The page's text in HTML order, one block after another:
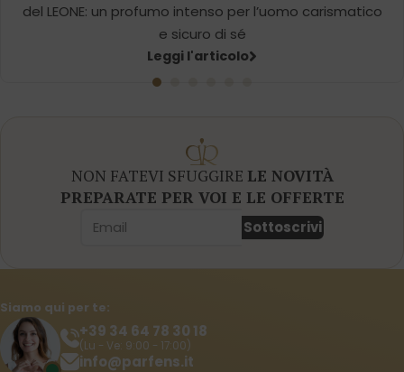
del LEONE: un profumo intenso per l’uomo carismatico
e sicuro di sé
Leggi l'articolo
NON FATEVI SFUGGIRE LE NOVITÀ
PREPARATE PER VOI E LE OFFERTE
Sottoscrivi
Siamo qui per te:
+39 34 64 78 30 18
(Lu - Ve: 9:00 - 17:00)
info@parfens.it